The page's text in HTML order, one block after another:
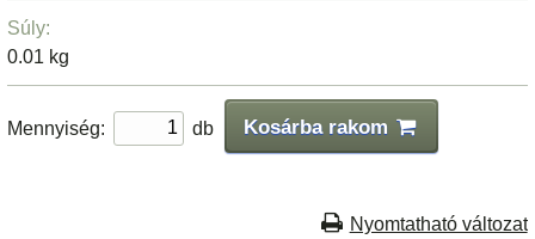
Súly:
0.01 kg
Mennyiség: db Kosárba rakom
Nyomtatható változat